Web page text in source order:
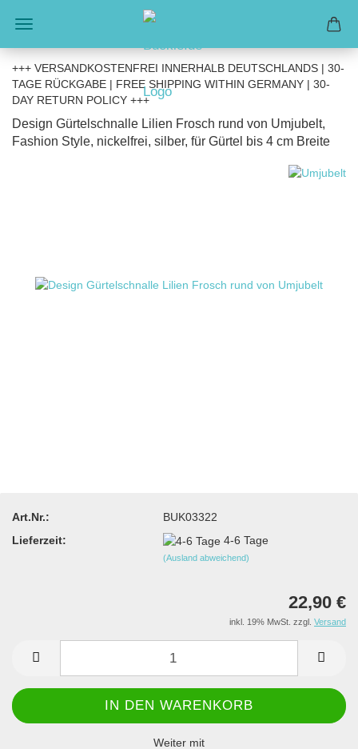
+++ VERSANDKOSTENFREI INNERHALB DEUTSCHLANDS | 30-
TAGE RÜCKGABE | FREE SHIPPING WITHIN GERMANY | 30-
DAY RETURN POLICY +++
Design Gürtelschnalle Lilien Frosch rund von Umjubelt,
Fashion Style, nickelfrei, silber, für Gürtel bis 4 cm Breite
Art.Nr.:
BUK03322
Lieferzeit:
4-6 Tage
(Ausland abweichend)
22,90 €
inkl. 19% MwSt. zzgl. Versand
Weiter mit